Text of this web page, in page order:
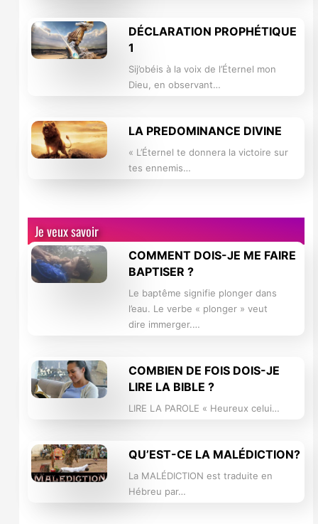
DÉCLARATION PROPHÉTIQUE
1
Sij’obéis à la voix de l’Éternel mon
Dieu, en observant…
LA PREDOMINANCE DIVINE
« L’Éternel te donnera la victoire sur
tes ennemis…
Je veux savoir
COMMENT DOIS-JE ME FAIRE
BAPTISER ?
Le baptême signifie plonger dans
l’eau. Le verbe « plonger » veut
dire immerger.…
COMBIEN DE FOIS DOIS-JE
LIRE LA BIBLE ?
LIRE LA PAROLE « Heureux celui…
QU’EST-CE LA MALÉDICTION?
La MALÉDICTION est traduite en
Hébreu par…